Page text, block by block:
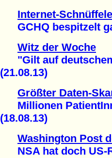
Internet-
GCHQ bespitzelt
Witz der Woche
"Gilt auf
(21.08.13)
Größter Daten-
Millionen
(18.08.13)
Washington Post
NSA hat doch US-